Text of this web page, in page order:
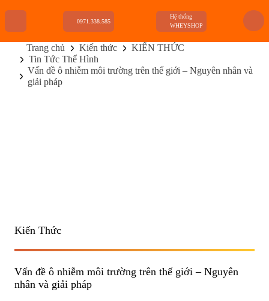
TRANG CHỦ
FLASH SALE
THANH LÝ
0971.338.585
Hệ thống
WHEYSHOP
Trang chủ Kiến thức
KIẾN THỨC
Tin Tức Thể Hình
Vấn đề ô nhiễm môi trường trên thế giới – Nguyên nhân và
giải pháp
Kiến Thức
Vấn đề ô nhiễm môi trường trên thế giới – Nguyên
nhân và giải pháp